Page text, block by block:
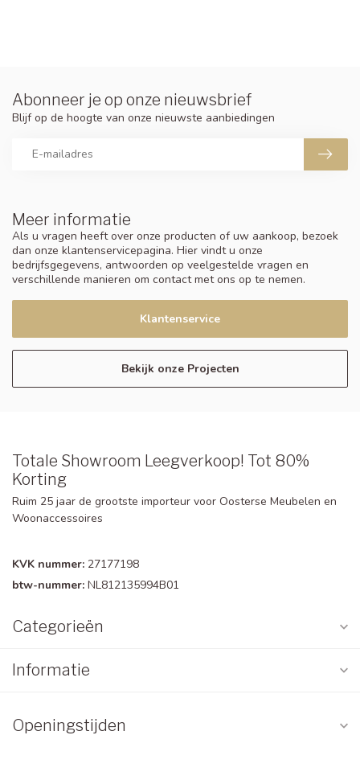
Meer informatie
Als u vragen heeft over onze producten of uw aankoop, bezoek
dan onze klantenservicepagina. Hier vindt u onze
bedrijfsgegevens, antwoorden op veelgestelde vragen en
verschillende manieren om contact met ons op te nemen.
Klantenservice
Bekijk onze Projecten
Abonneer je op onze nieuwsbrief
Blijf op de hoogte van onze nieuwste aanbiedingen
Totale Showroom Leegverkoop! Tot 80%
Korting
Ruim 25 jaar de grootste importeur voor Oosterse Meubelen en
Woonaccessoires
KVK nummer: 27177198
btw-nummer: NL812135994B01
Categorieën
Informatie
Openingstijden